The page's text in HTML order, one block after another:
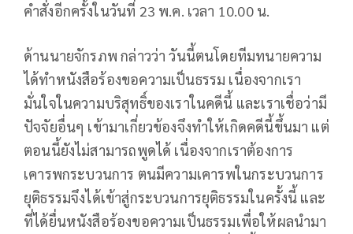
คำสั่งอีกครั้งในวันที่ 23 พ.ค. เวลา 10.00 น.
ด้านนายจักรภพ กล่าวว่า วันนี้ตนโดยทีมทนายความ
ได้ทำหนังสือร้องขอความเป็นธรรม เนื่องจากเรา
มั่นใจในความบริสุทธิ์ของเราในคดีนี้ และเราเชื่อว่ามี
ปัจจัยอื่นๆ เข้ามาเกี่ยวข้องจึงทำให้เกิดคดีนี้ขึ้นมา แต่
ตอนนี้ยังไม่สามารถพูดได้ เนื่องจากเราต้องการ
เคารพกระบวนการ ตนมีความเคารพในกระบวนการ
ยุติธรรมจึงได้เข้าสู่กระบวนการยุติธรรมในครั้งนี้ และ
ที่ได้ยื่นหนังสือร้องขอความเป็นธรรมเพื่อให้ผลนำมา